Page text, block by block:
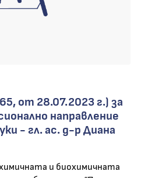
от 28.07.2023 г.) за
направление
- гл. ас. д-р Диана
и биохимичната